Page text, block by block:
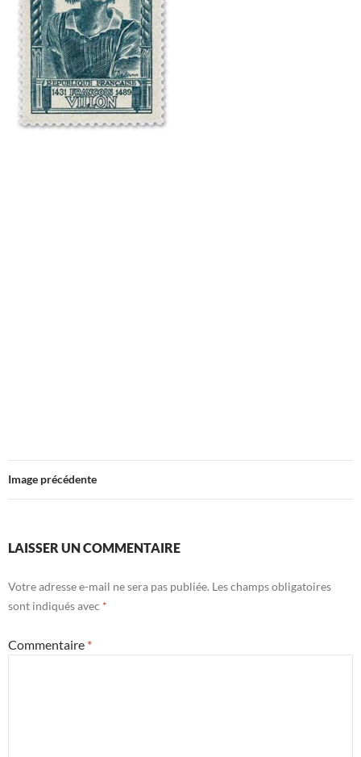
Image précédente
LAISSER UN COMMENTAIRE
Votre adresse e-mail ne sera pas publiée. Les champs obligatoires
sont indiqués avec *
Commentaire *